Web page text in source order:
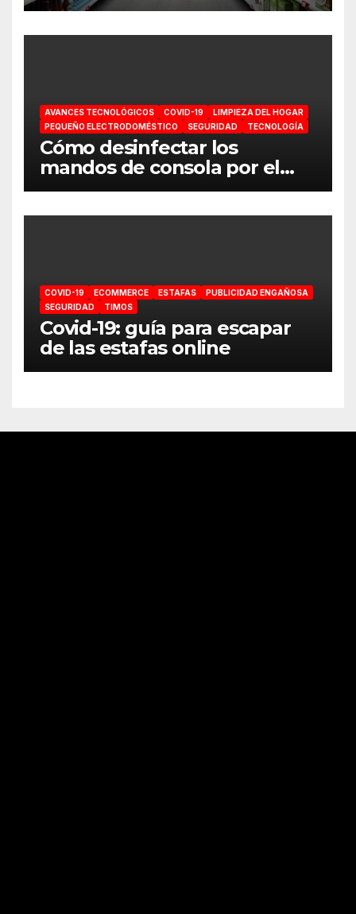
supermercado
AVANCES TECNOLÓGICOS COVID-19
LIMPIEZA DEL HOGAR
PEQUEÑO ELECTRODOMÉSTICO
SEGURIDAD TECNOLOGÍA
Cómo desinfectar los
mandos de consola por el
coronavirus
COVID-19 ECOMMERCE ESTAFAS
PUBLICIDAD ENGAÑOSA
SEGURIDAD
TIMOS
Covid-19: guía para escapar
de las estafas online